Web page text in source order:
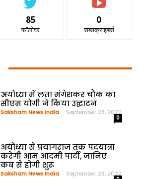
85
फॉलोवर
0
सब्सक्राइबर्स
अयोध्या में लता मंगेशकर चौक का
सीएम योगी ने किया उद्घाटन
Saksham News India - September 28, 2022
0
अयोध्या से प्रयागराज तक पदयात्रा
करेगी आम आदमी पार्टी, जानिए
कब से होगी शुरू
Saksham News India - September 28, 2022